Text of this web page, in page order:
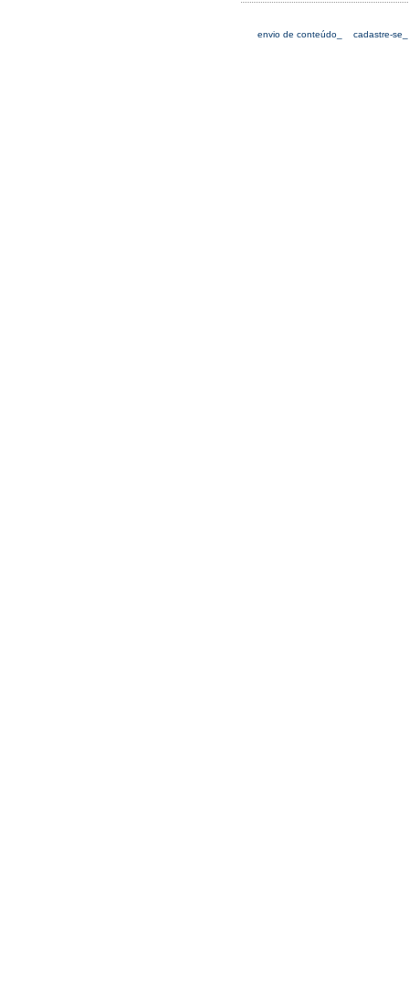
envio de conteúdo_ cadastre-se_